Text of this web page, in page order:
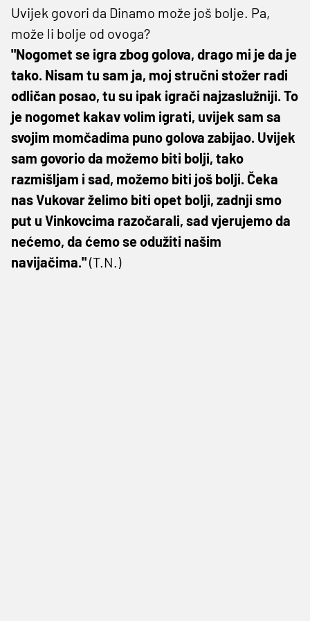
Uvijek govori da Dinamo može još bolje. Pa,
može li bolje od ovoga?
"Nogomet se igra zbog golova, drago mi je da je
tako. Nisam tu sam ja, moj stručni stožer radi
odličan posao, tu su ipak igrači najzaslužniji. To
je nogomet kakav volim igrati, uvijek sam sa
svojim momčadima puno golova zabijao. Uvijek
sam govorio da možemo biti bolji, tako
razmišljam i sad, možemo biti još bolji. Čeka
nas Vukovar želimo biti opet bolji, zadnji smo
put u Vinkovcima razočarali, sad vjerujemo da
nećemo, da ćemo se odužiti našim
navijačima."(T.N.)